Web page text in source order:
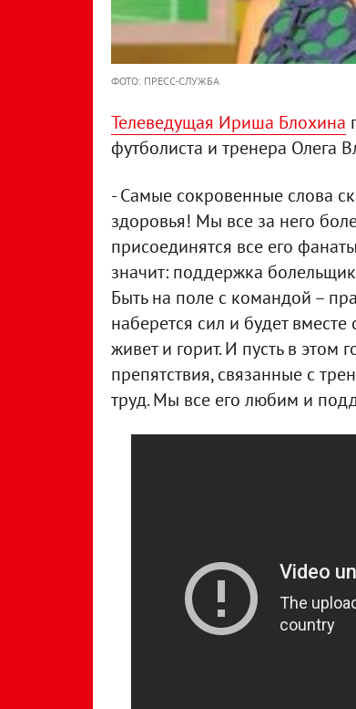
ФОТО: ПРЕСС-СЛУЖБА
Телеведущая Ириша Блохина
футболиста и тренера Олега
- Самые сокровенные слова
здоровья! Мы все за него
присоединятся все его
значит: поддержка
Быть на поле с командой –
наберется сил и будет
живет и горит. И пусть в этом
препятствия, связанные с
труд. Мы все его любим и